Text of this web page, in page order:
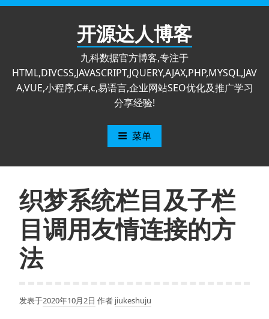
跳
开源达人博客
九科数据官方博客,专注于
HTML,DIVCSS,JAVASCRIPT,JQUERY,AJAX,PHP,MYSQL,JAV
A,VUE,小程序,C#,c,易语言,企业网站SEO优化及推广学习
分享经验!
菜单
织梦系统栏目及子栏
目调用友情连接的方
法
发表于2020年10月2日 作者 jiukeshuju